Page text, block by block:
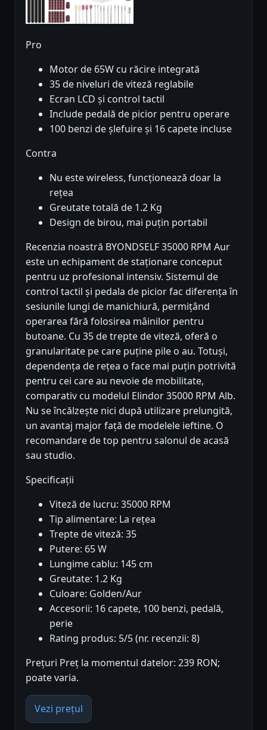
Pro
Motor de 65W cu răcire integrată
35 de niveluri de viteză reglabile
Ecran LCD și control tactil
Include pedală de picior pentru operare
100 benzi de șlefuire și 16 capete incluse
Contra
Nu este wireless, funcționează doar la
rețea
Greutate totală de 1.2 Kg
Design de birou, mai puțin portabil
Recenzia noastră BYONDSELF 35000 RPM Aur
este un echipament de staționare conceput
pentru uz profesional intensiv. Sistemul de
control tactil și pedala de picior fac diferența în
sesiunile lungi de manichiură, permițând
operarea fără folosirea mâinilor pentru
butoane. Cu 35 de trepte de viteză, oferă o
granularitate pe care puține pile o au. Totuși,
dependența de rețea o face mai puțin potrivită
pentru cei care au nevoie de mobilitate,
comparativ cu modelul Elindor 35000 RPM Alb.
Nu se încălzește nici după utilizare prelungită,
un avantaj major față de modelele ieftine. O
recomandare de top pentru salonul de acasă
sau studio.
Specificații
Viteză de lucru: 35000 RPM
Tip alimentare: La rețea
Trepte de viteză: 35
Putere: 65 W
Lungime cablu: 145 cm
Greutate: 1.2 Kg
Culoare: Golden/Aur
Accesorii: 16 capete, 100 benzi, pedală,
perie
Rating produs: 5/5 (nr. recenzii: 8)
Prețuri Preț la momentul datelor: 239 RON;
poate varia.
Vezi prețul